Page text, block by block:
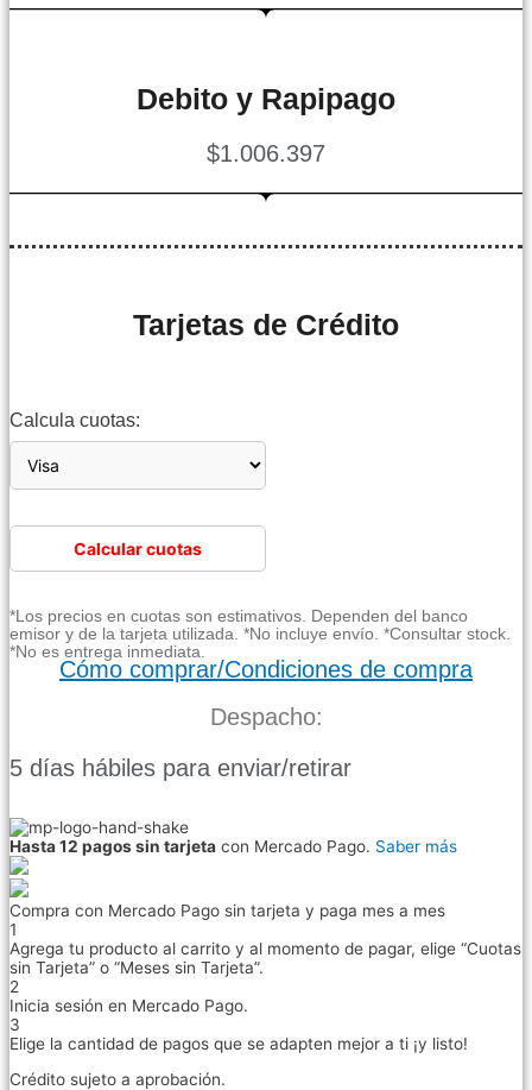
Debito y Rapipago
$1.006.397
Tarjetas de Crédito
Calcula cuotas:
Calcular cuotas
*Los precios en cuotas son estimativos. Dependen del banco
emisor y de la tarjeta utilizada. *No incluye envío. *Consultar stock.
*No es entrega inmediata.
Cómo comprar/Condiciones de compra
Despacho:
5 días hábiles para enviar/retirar
Hasta 12 pagos sin tarjeta con Mercado Pago. Saber más
Compra con Mercado Pago sin tarjeta y paga mes a mes
1
Agrega tu producto al carrito y al momento de pagar, elige “Cuotas
sin Tarjeta” o “Meses sin Tarjeta”.
2
Inicia sesión en Mercado Pago.
3
Elige la cantidad de pagos que se adapten mejor a ti ¡y listo!
Crédito sujeto a aprobación.